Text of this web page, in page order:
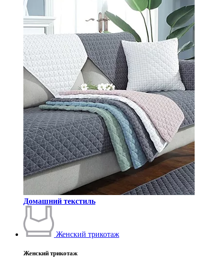
Домашний текстиль
Женский трикотаж
Женский трикотаж